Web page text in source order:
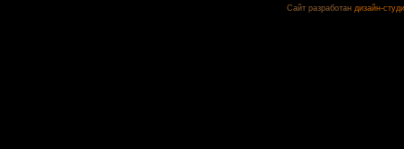
Сайт разработан дизайн-